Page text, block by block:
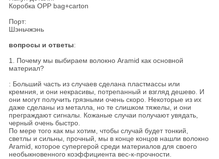
Коробка OPP bag+carton
Порт:
Шэньчжэнь
вопросы и ответы:
1. Почему мы выбираем волокно Aramid как основной
материал?
: Больший часть из случаев сделана пластмассы или
кремния, и они некрасивы, потрепанный и взгляд дешево. И
они могут получить грязными очень скоро. Некоторые из их
даже сделаны из металла, но те слишком тяжелы, и они
преграждают сигналы. Кожаные случаи получают увядать,
черный очень быстро.
По мере того как мы хотим, чтобы случай будет тонкий,
светлы и сильны, прочный, мы в конце концов нашли волокно
Aramid, которое супергерой среди материалов для своего
необыкновенного коэффициента вес-к-прочности.